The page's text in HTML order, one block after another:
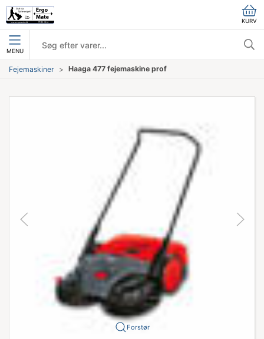
KURV
MENU
Fejemaskiner Haaga 477 fejemaskine prof
Forstør